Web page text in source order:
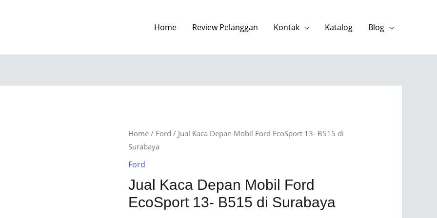
Home Review Pelanggan Kontak Katalog Blog
Home / Ford / Jual Kaca Depan Mobil Ford EcoSport 13- B515 di
Surabaya
Ford
Jual Kaca Depan Mobil Ford
EcoSport 13- B515 di Surabaya